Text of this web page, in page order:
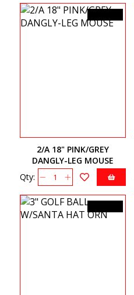
2/A 18" PINK/GREY
DANGLY-LEG MOUSE
Qty: